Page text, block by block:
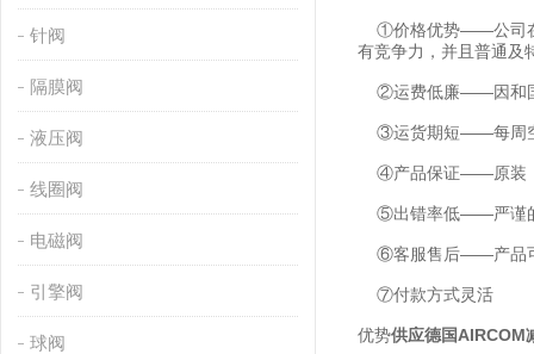
针阀
隔膜阀
液压阀
线圈阀
电磁阀
引擎阀
球阀
①价格优势——公司在
有竞争力，并且普通及
②运费低廉——因和国
③运货期短——每周空
④产品保证——原装
⑤出错率低——严谨的
⑥客服售后——产品可
⑦付款方式灵活
优势供应德国AIRCOM